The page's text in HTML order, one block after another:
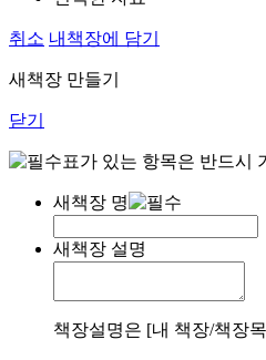
취소 내책장에 담기
새책장 만들기
닫기
표가 있는 항목은 반드시
새책장 명
새책장 설명
책장설명은 [내 책장/책장